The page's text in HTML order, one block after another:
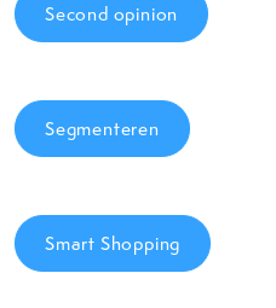
Second opinion
Segmenteren
Smart Shopping